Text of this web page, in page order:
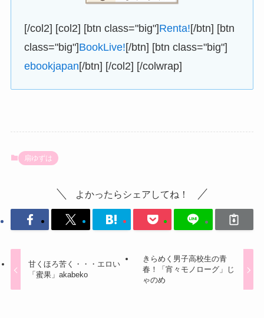
[/col2] [col2] [btn class="big"]Renta![/btn] [btn
class="big"]BookLive![/btn] [btn class="big"]
ebookjapan[/btn] [/col2] [/colwrap]
扇ゆずは
よかったらシェアしてね！
甘くほろ苦く・・・エロい
「蜜果」akabeko
きらめく男子高校生の青
春！「宵々モノローグ」じ
ゃのめ